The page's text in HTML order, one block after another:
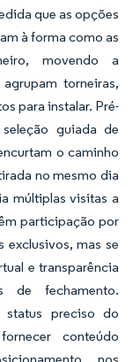
que as opções
à forma como as
movendo a
torneiras,
para instalar. Pré-
guiada de
o caminho
no mesmo dia
múltiplas visitas a
participação por
exclusivos, mas se
e transparência
de fechamento.
status preciso do
conteúdo